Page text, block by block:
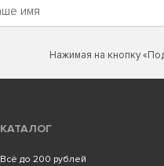
Нажимая на кнопку
КАТАЛОГ
Всё до 200 рублей